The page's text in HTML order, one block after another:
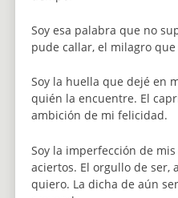
Soy esa palabra que no
pude callar, el milagro que
Soy la huella que dejé en
quién la encuentre. El
ambición de mi felicidad.
Soy la imperfección de
aciertos. El orgullo de ser,
quiero. La dicha de aún